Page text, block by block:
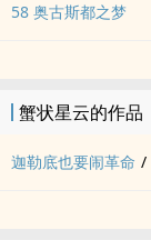
58 奥古斯都之梦
蟹状星云的作品
迦勒底也要闹革命 /